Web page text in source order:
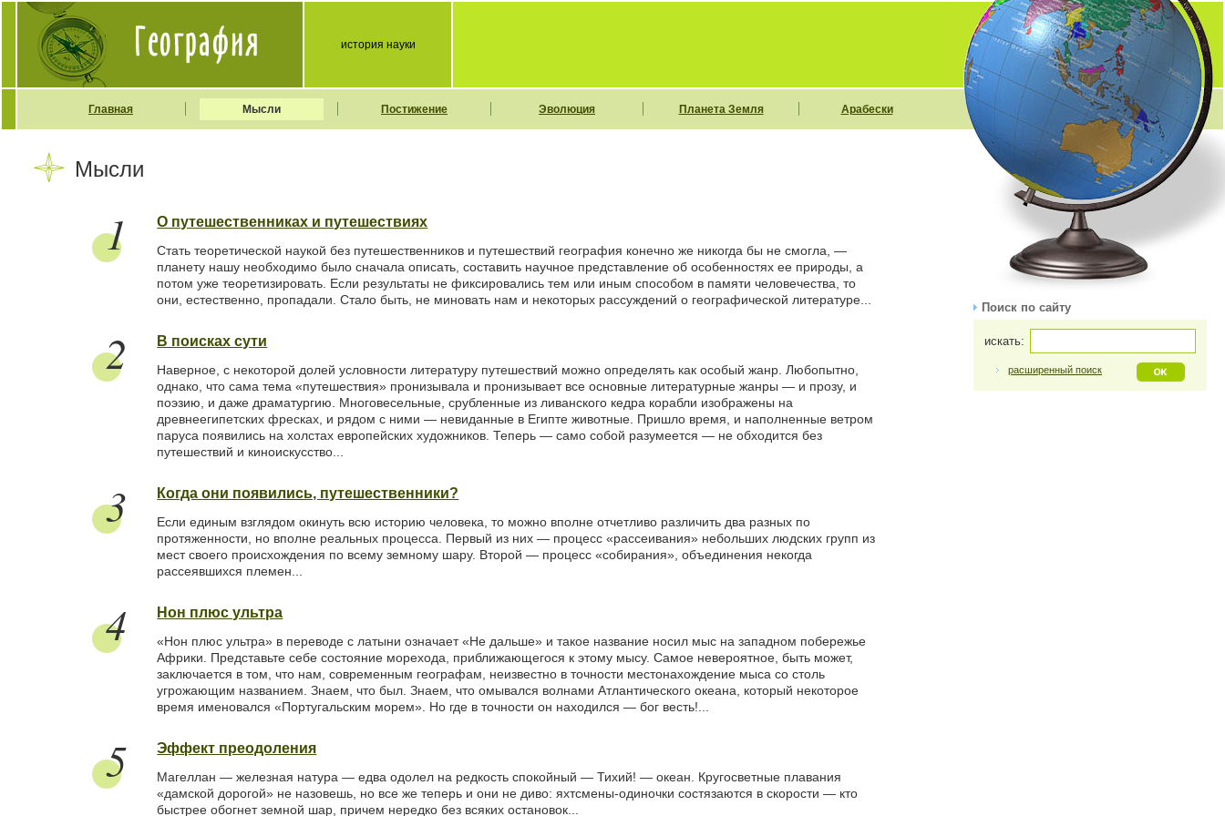
Поиск по сайту
искать:
расширенный поиск
история науки
Главная Мысли Постижение Эволюция Планета Земля Арабески
Мысли
1 О путешественниках и путешествиях
Стать теоретической наукой без путешественников и путешествий география конечно же никогда бы не смогла, —
планету нашу необходимо было сначала описать, составить научное представление об особенностях ее природы, а
потом уже теоретизировать. Если результаты не фиксировались тем или иным способом в памяти человечества, то
они, естественно, пропадали. Стало быть, не миновать нам и некоторых рассуждений о географической литературе...
2 В поисках сути
Наверное, с некоторой долей условности литературу путешествий можно определять как особый жанр. Любопытно,
однако, что сама тема «путешествия» пронизывала и пронизывает все основные литературные жанры — и прозу, и
поэзию, и даже драматургию. Многовесельные, срубленные из ливанского кедра корабли изображены на
древнеегипетских фресках, и рядом с ними — невиданные в Египте животные. Пришло время, и наполненные ветром
паруса появились на холстах европейских художников. Теперь — само собой разумеется — не обходится без
путешествий и киноискусство...
3 Когда они появились, путешественники?
Если единым взглядом окинуть всю историю человека, то можно вполне отчетливо различить два разных по
протяженности, но вполне реальных процесса. Первый из них — процесс «рассеивания» небольших людских групп из
мест своего происхождения по всему земному шару. Второй — процесс «собирания», объединения некогда
рассеявшихся племен...
4 Нон плюс ультра
«Нон плюс ультра» в переводе с латыни означает «Не дальше» и такое название носил мыс на западном побережье
Африки. Представьте себе состояние морехода, приближающегося к этому мысу. Самое невероятное, быть может,
заключается в том, что нам, современным географам, неизвестно в точности местонахождение мыса со столь
угрожающим названием. Знаем, что был. Знаем, что омывался волнами Атлантического океана, который некоторое
время именовался «Португальским морем». Но где в точности он находился — бог весть!...
5 Эффект преодоления
Магеллан — железная натура — едва одолел на редкость спокойный — Тихий! — океан. Кругосветные плавания
«дамской дорогой» не назовешь, но все же теперь и они не диво: яхтсмены-одиночки состязаются в скорости — кто
быстрее обогнет земной шар, причем нередко без всяких остановок...